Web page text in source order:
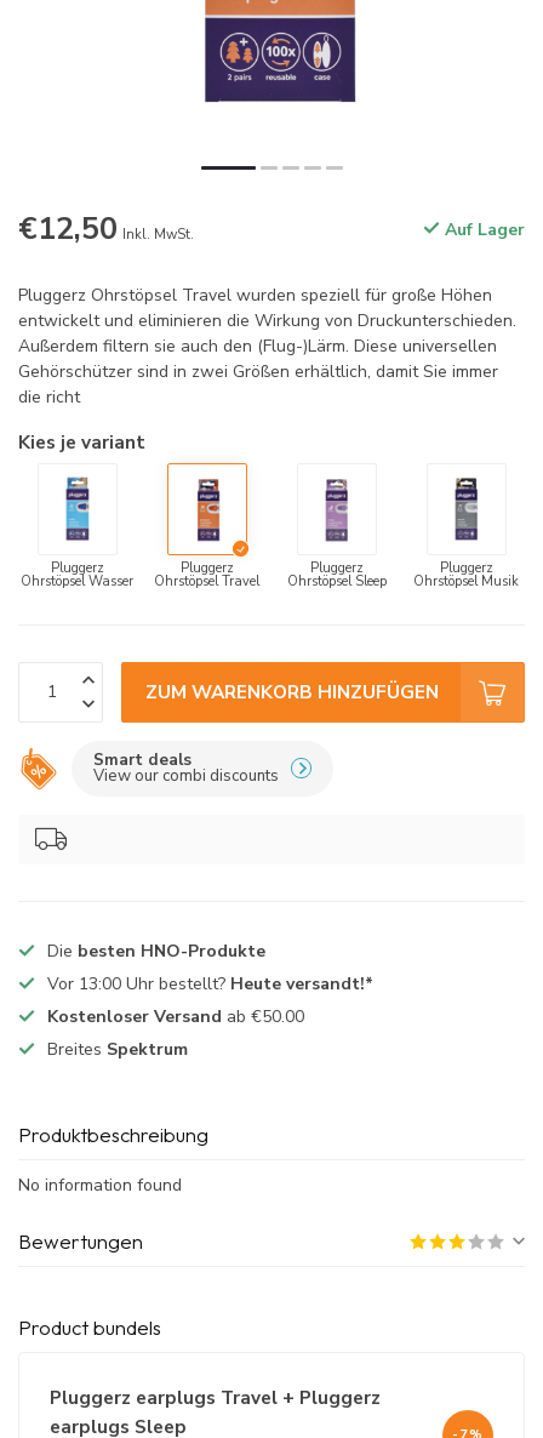
€12,50 Inkl. MwSt. Auf Lager
Pluggerz Ohrstöpsel Travel wurden speziell für große Höhen
entwickelt und eliminieren die Wirkung von Druckunterschieden.
Außerdem filtern sie auch den (Flug-)Lärm. Diese universellen
Gehörschützer sind in zwei Größen erhältlich, damit Sie immer
die richt
Kies je variant
Pluggerz
Ohrstöpsel Wasser
Pluggerz
Ohrstöpsel Travel
Pluggerz
Ohrstöpsel Sleep
Pluggerz
Ohrstöpsel Musik
ZUM WARENKORB HINZUFÜGEN
Smart deals
View our combi discounts
Die besten HNO-Produkte
Vor 13:00 Uhr bestellt? Heute versandt!*
Kostenloser Versand ab €50.00
Breites Spektrum
Produktbeschreibung
No information found
Bewertungen
Product bundels
Pluggerz earplugs Travel + Pluggerz
earplugs Sleep